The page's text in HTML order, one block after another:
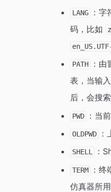
LANG
：
码，比如
PATH
：
表，当输
后，会搜
PWD ：当
OLDPWD
SHELL ：
TERM
：
仿真器所用